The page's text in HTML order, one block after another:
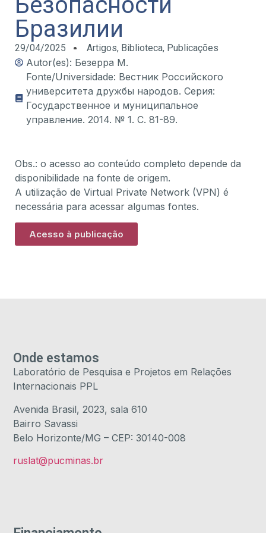
Бразилии
29/04/2025 Artigos, Biblioteca, Publicações
Autor(es): Безерра М.
Fonte/Universidade: Вестник Российского
университета дружбы народов. Серия:
Государственное и муниципальное
управление. 2014. № 1. С. 81-89.
Obs.: o acesso ao conteúdo completo depende da
disponibilidade na fonte de origem.
A utilização de Virtual Private Network (VPN) é
necessária para acessar algumas fontes.
Acesso à publicação
Onde estamos
Laboratório de Pesquisa e Projetos em Relações
Internacionais PPL
Avenida Brasil, 2023, sala 610
Bairro Savassi
Belo Horizonte/MG – CEP: 30140-008
ruslat@pucminas.br